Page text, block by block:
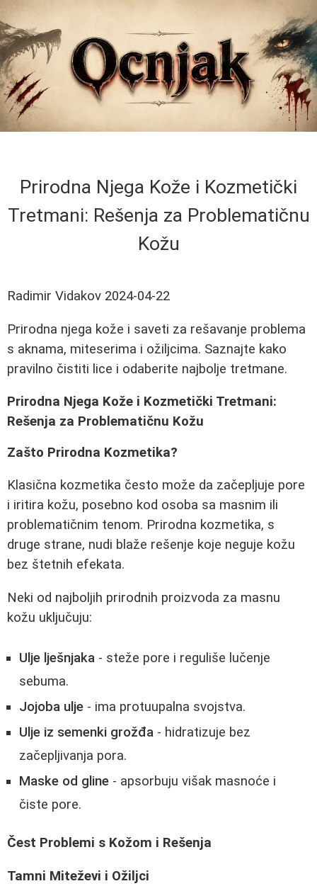
Prirodna Njega Kože i Kozmetički
Tretmani: Rešenja za Problematičnu
Kožu
Radimir Vidakov 2024-04-22
Prirodna njega kože i saveti za rešavanje problema
s aknama, miteserima i ožiljcima. Saznajte kako
pravilno čistiti lice i odaberite najbolje tretmane.
Prirodna Njega Kože i Kozmetički Tretmani:
Rešenja za Problematičnu Kožu
Zašto Prirodna Kozmetika?
Klasična kozmetika često može da začepljuje pore
i iritira kožu, posebno kod osoba sa masnim ili
problematičnim tenom. Prirodna kozmetika, s
druge strane, nudi blaže rešenje koje neguje kožu
bez štetnih efekata.
Neki od najboljih prirodnih proizvoda za masnu
kožu uključuju:
Ulje lješnjaka - steže pore i reguliše lučenje
sebuma.
Jojoba ulje - ima protuupalna svojstva.
Ulje iz semenki grožđa - hidratizuje bez
začepljivanja pora.
Maske od gline - apsorbuju višak masnoće i
čiste pore.
Čest Problemi s Kožom i Rešenja
Tamni Miteževi i Ožiljci